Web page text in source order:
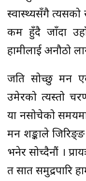
स्वास्थ्यसँगै त्यसको
कम हुँदै जाँदा
हामीलाई अनौठो
जति सोच्छु मन
उमेरको त्यस्तो
या नसोचेको
मन शङ्काले
भनेर सोच्दैनौं ।
त सात समुद्रपारि